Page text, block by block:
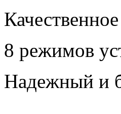
8 режимов
Надежный и